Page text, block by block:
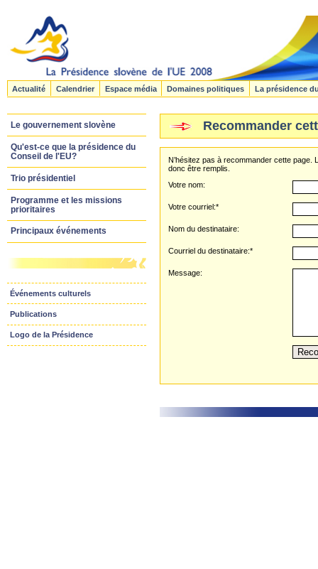
Actualité Calendrier Espace média Domaines politiques La présidence
Le gouvernement slovène
Qu'est-ce que la présidence du
Conseil de l'EU?
Trio présidentiel
Programme et les missions
prioritaires
Principaux événements
Événements culturels
Publications
Logo de la Présidence
Recommander
N’hésitez pas à recommander cette page.
donc être remplis.
Votre nom:
Votre courriel:*
Nom du destinataire:
Courriel du destinataire:*
Message: